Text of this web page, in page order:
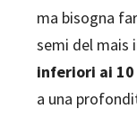
ma bisogna
semi del mais
inferiori ai 10
a una